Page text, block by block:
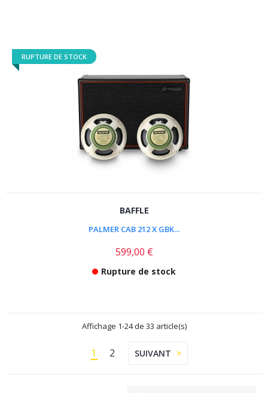
RUPTURE DE STOCK
BAFFLE
PALMER CAB 212 X GBK...
599,00 €
Rupture de stock
Affichage 1-24 de 33 article(s)
1 2 SUIVANT